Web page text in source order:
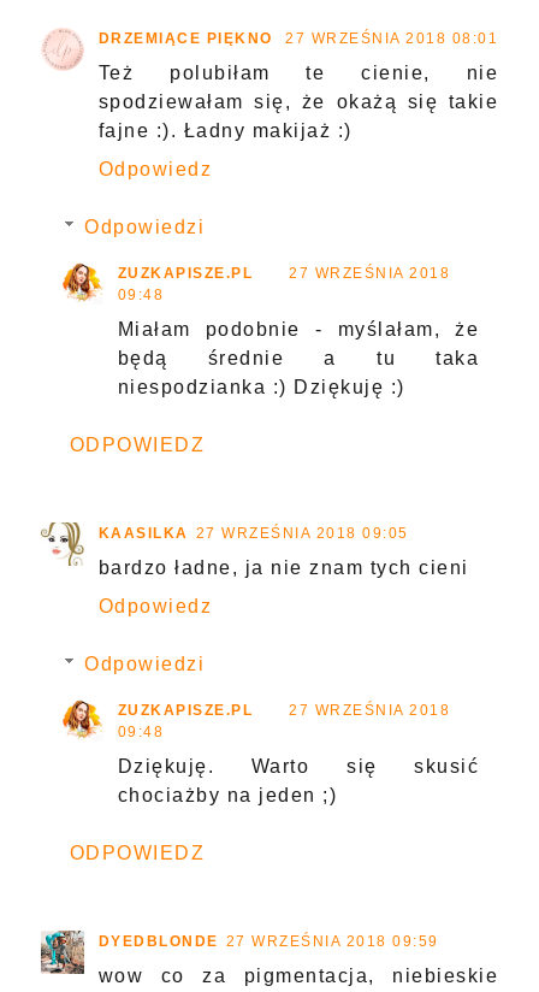
DRZEMIĄCE PIĘKNO 27 WRZEŚNIA 2018 08:01
Też polubiłam te cienie, nie
spodziewałam się, że okażą się takie
fajne :). Ładny makijaż :)
Odpowiedz
Odpowiedzi
ZUZKAPISZE.PL
27 WRZEŚNIA 2018
09:48
Miałam podobnie - myślałam, że
będą średnie a tu taka
niespodzianka :) Dziękuję :)
ODPOWIEDZ
KAASILKA 27 WRZEŚNIA 2018 09:05
bardzo ładne, ja nie znam tych cieni
Odpowiedz
Odpowiedzi
ZUZKAPISZE.PL
27 WRZEŚNIA 2018
09:48
Dziękuję. Warto się skusić
chociażby na jeden ;)
ODPOWIEDZ
DYEDBLONDE 27 WRZEŚNIA 2018 09:59
wow co za pigmentacja, niebieskie